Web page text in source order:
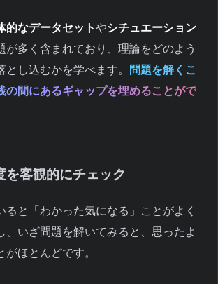
的なデータセットやシチュエーション
が多く含まれており、理論をどのよう
とし込むかを学べます。
問題を解くこ
の間にあるギャップを埋めることがで
を客観的にチェック
ると「わかった気になる」ことがよく
、いざ問題を解いてみると、思ったよ
がほとんどです。